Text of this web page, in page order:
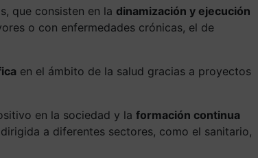
que consisten en la dinamización y ejecución
o con enfermedades crónicas, el de
en el ámbito de la salud gracias a proyectos
en la sociedad y la formación continua
a diferentes sectores, como el sanitario,